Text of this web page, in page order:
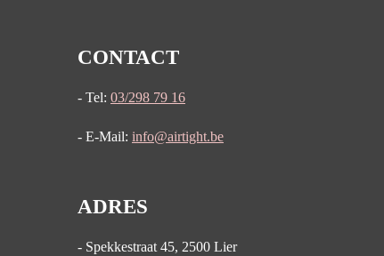
CONTACT
- Tel: 03/298 79 16
- E-Mail: info@airtight.be
ADRES
- Spekkestraat 45, 2500 Lier